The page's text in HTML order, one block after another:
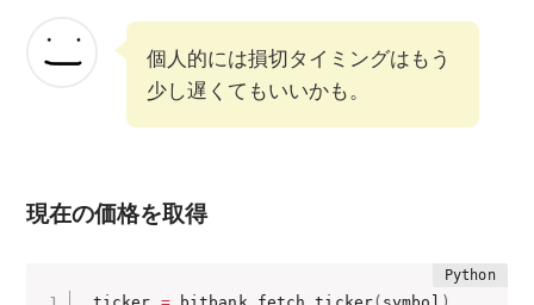
個人的には損切タイミングはもう
少し遅くてもいいかも。
現在の価格を取得